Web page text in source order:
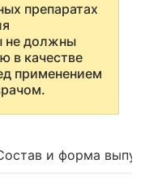
препаратах
не должны
в качестве
применением
и форма